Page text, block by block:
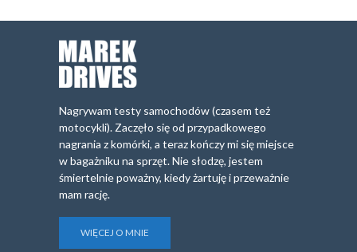
Nagrywam testy samochodów (czasem też
motocykli). Zaczęło się od przypadkowego
nagrania z komórki, a teraz kończy mi się miejsce
w bagażniku na sprzęt. Nie słodzę, jestem
śmiertelnie poważny, kiedy żartuję i przeważnie
mam rację.
WIĘCEJ O MNIE